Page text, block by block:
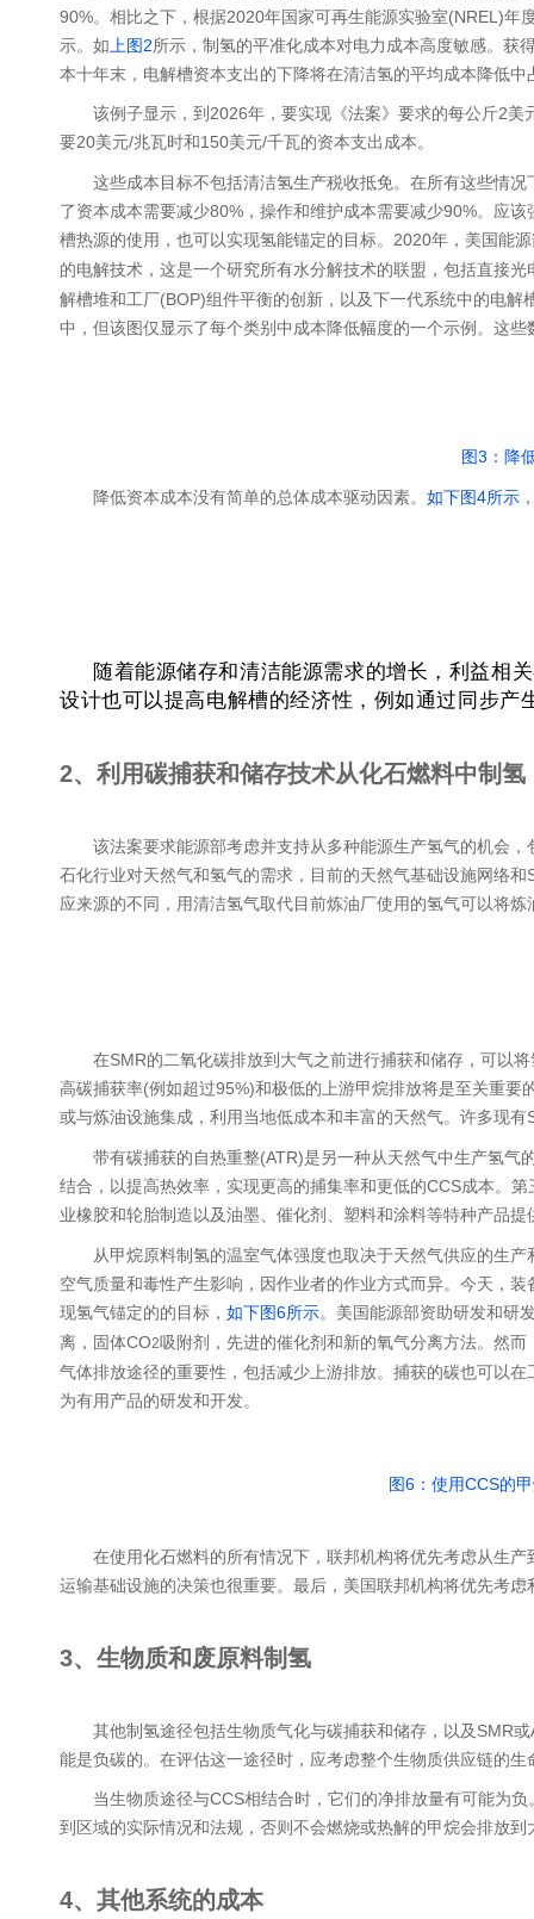
90%。相比之下，根据2020年国家可再生能源实验室(NREL)
示。如 上图2所示，制氢的平准化成本对电力成本高度敏感。获
本十年末，电解槽资本支出的下降将在清洁氢的平均成本降低
该例子显示，到2026年，要实现《法案》要求的每公斤2
要20美元/兆瓦时和150美元/千瓦的资本支出成本。
这些成本目标不包括清洁氢生产税收抵免。在所有这些情
了资本成本需要减少80%，操作和维护成本需要减少90%。应
槽热源的使用，也可以实现氢能锚定的目标。2020年，美国
的电解技术，这是一个研究所有水分解技术的联盟，包括直接光
解槽堆和工厂(BOP)组件平衡的创新，以及下一代系统中的电
中，但该图仅显示了每个类别中成本降低幅度的一个示例。这
图3：降
降低资本成本没有简单的总体成本驱动因素。 如下图4所示
随着能源储存和清洁能源需求的增长，利益相
设计也可以提高电解槽的经济性，例如通过同步产
2、利用碳捕获和储存技术从化石燃料中制氢
该法案要求能源部考虑并支持从多种能源生产氢气的机会
石化行业对天然气和氢气的需求，目前的天然气基础设施网络
应来源的不同，用清洁氢气取代目前炼油厂使用的氢气可以将
在SMR的二氧化碳排放到大气之前进行捕获和储存，可以
高碳捕获率(例如超过95%)和极低的上游甲烷排放将是至关重
或与炼油设施集成，利用当地低成本和丰富的天然气。许多现
带有碳捕获的自热重整(ATR)是另一种从天然气中生产氢
结合，以提高热效率，实现更高的捕集率和更低的CCS成本。
业橡胶和轮胎制造以及油墨、催化剂、塑料和涂料等特种产品提
从甲烷原料制氢的温室气体强度也取决于天然气供应的生
空气质量和毒性产生影响，因作业者的作业方式而异。今天，
现氢气锚定的的目标， 如下图6所示。美国能源部资助研发和研
离，固体CO2吸附剂，先进的催化剂和新的氧气分离方法。然
气体排放途径的重要性，包括减少上游排放。捕获的碳也可以
为有用产品的研发和开发。
图6：使用CCS的
在使用化石燃料的所有情况下，联邦机构将优先考虑从生
运输基础设施的决策也很重要。最后，美国联邦机构将优先考
3、生物质和废原料制氢
其他制氢途径包括生物质气化与碳捕获和储存，以及SMR
能是负碳的。在评估这一途径时，应考虑整个生物质供应链的
当生物质途径与CCS相结合时，它们的净排放量有可能为
到区域的实际情况和法规，否则不会燃烧或热解的甲烷会排放到
4、其他系统的成本